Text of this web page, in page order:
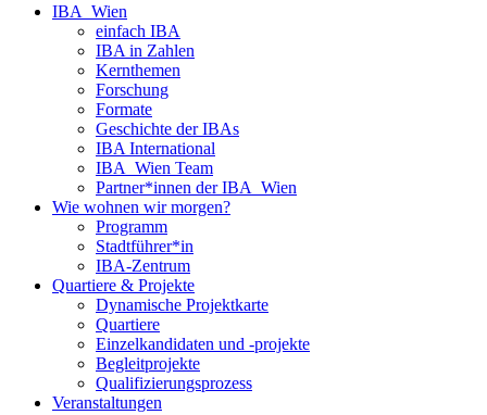
IBA_Wien
einfach IBA
IBA in Zahlen
Kernthemen
Forschung
Formate
Geschichte der IBAs
IBA International
IBA_Wien Team
Partner*innen der IBA_Wien
Wie wohnen wir morgen?
Programm
Stadtführer*in
IBA-Zentrum
Quartiere & Projekte
Dynamische Projektkarte
Quartiere
Einzelkandidaten und -projekte
Begleitprojekte
Qualifizierungsprozess
Veranstaltungen